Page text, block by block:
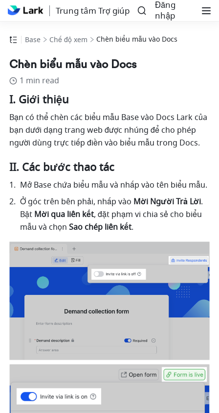
Trung tâm Trợ giúp
Đăng
nhập
Base Chế độ xem Chèn biểu mẫu vào Docs
Chèn biểu mẫu vào Docs
1 min read
I. Giới thiệu
Bạn có thể chèn các biểu mẫu Base vào Docs Lark của
bạn dưới dạng trang web được nhúng để cho phép
người dùng trực tiếp điền vào biểu mẫu trong Docs.
II. Các bước thao tác
Mở Base chứa biểu mẫu và nhấp vào tên biểu mẫu.
Ở góc trên bên phải, nhấp vào Mời Người Trả Lời.
Bật Mời qua liên kết, đặt phạm vi chia sẻ cho biểu
mẫu và chọn Sao chép liên kết.